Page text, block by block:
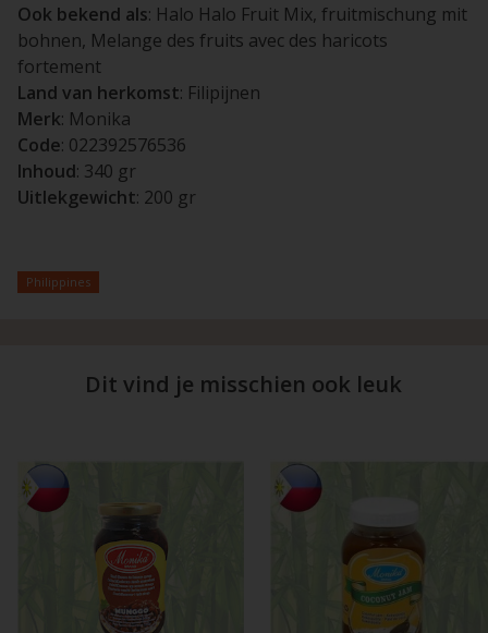
Ook bekend als: Halo Halo Fruit Mix, fruitmischung mit
bohnen, Melange des fruits avec des haricots
fortement
Land van herkomst: Filipijnen
Merk: Monika
Code: 022392576536
Inhoud: 340 gr
Uitlekgewicht: 200 gr
Philippines
Dit vind je misschien ook leuk